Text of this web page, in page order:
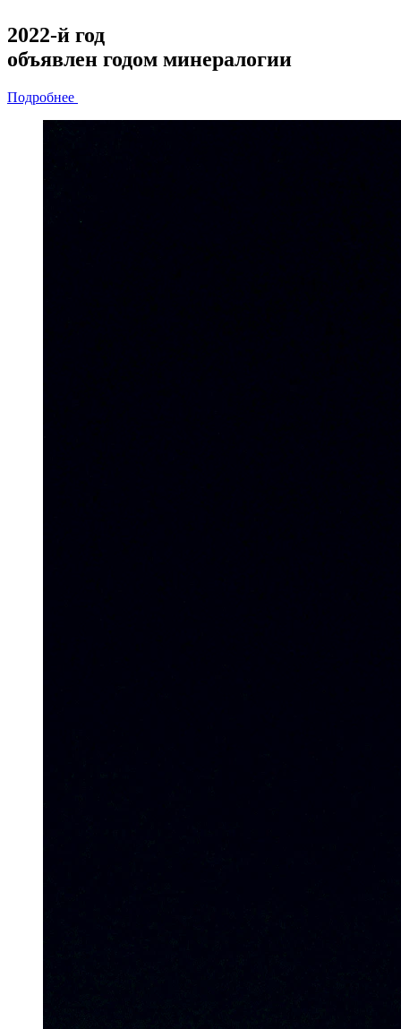
2022-й год
объявлен годом минералогии
Подробнее